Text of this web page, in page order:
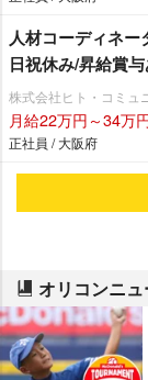
人材コーディネ
日祝休み/昇給賞
株式会社ヒト・コミュ
月給22万円～34万
正社員 / 大阪府
オリコンニ